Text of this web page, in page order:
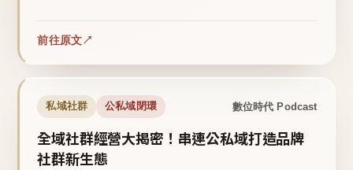
前往原文
私域社群 公私域閉環 數位時代 Podcast
全域社群經營大揭密！串連公私域打造品牌
社群新生態